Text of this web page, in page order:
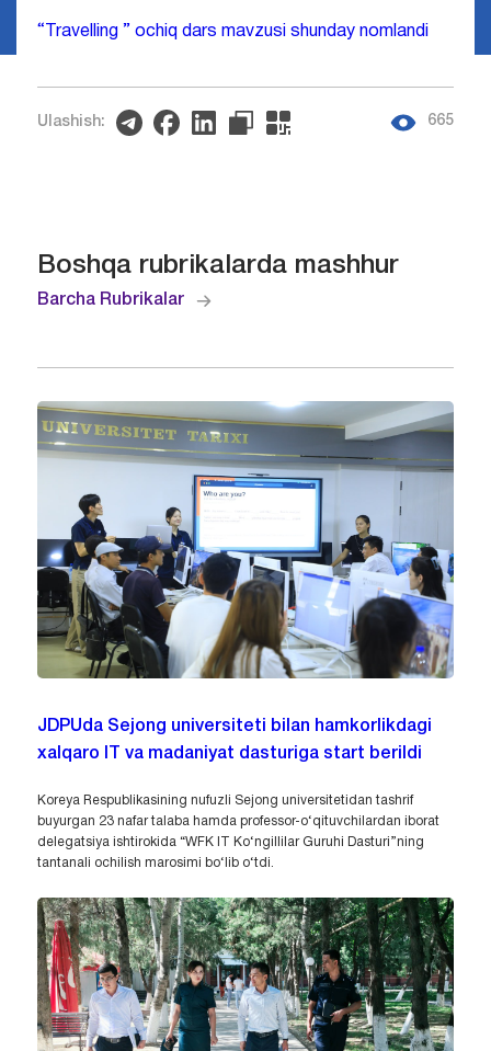
“Travelling ” ochiq dars mavzusi shunday nomlandi
Ulashish: 665
Boshqa rubrikalarda mashhur
Barcha Rubrikalar
JDPUda Sejong universiteti bilan hamkorlikdagi
xalqaro IT va madaniyat dasturiga start berildi
Koreya Respublikasining nufuzli Sejong universitetidan tashrif
buyurgan 23 nafar talaba hamda professor-o‘qituvchilardan iborat
delegatsiya ishtirokida “WFK IT Ko‘ngillilar Guruhi Dasturi”ning
tantanali ochilish marosimi bo‘lib o‘tdi.